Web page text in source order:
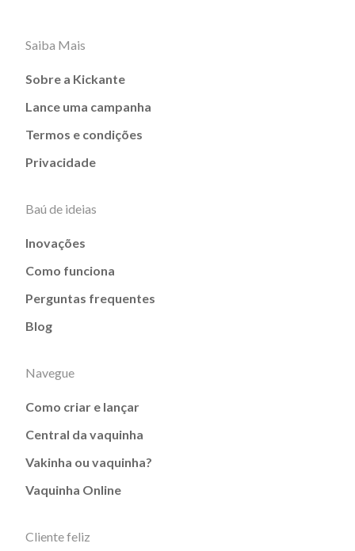
Saiba Mais
Sobre a Kickante
Lance uma campanha
Termos e condições
Privacidade
Baú de ideias
Inovações
Como funciona
Perguntas frequentes
Blog
Navegue
Como criar e lançar
Central da vaquinha
Vakinha ou vaquinha?
Vaquinha Online
Cliente feliz